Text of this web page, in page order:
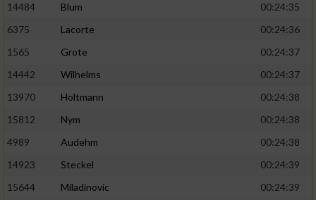
14484
Blum
00:24:35
6375
Lacorte
00:24:36
1565
Grote
00:24:37
14442
Wilhelms
00:24:37
13970
Holtmann
00:24:38
15812
Nym
00:24:38
4989
Audehm
00:24:38
14923
Steckel
00:24:39
15644
Miladinovic
00:24:39